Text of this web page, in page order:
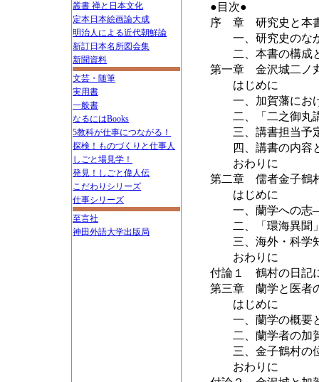
叢書 禅と日本文化
定本日本絵画論大成
明治人による近代朝鮮論
新訂日本名所図会集
新聞資料
文芸・随筆
実用書
一般書
なるにはBooks
5教科が仕事につながる！
探検！ものづくりと仕事人
しごと場見学！
発見！しごと偉人伝
こだわりシリーズ
仕事シリーズ
至言社
神田外語大学出版局
●目次●
序 章 研究史と本
一、研究史のな
二、本書の構成
第一章 金沢城二ノ
はじめに
一、加賀藩にお
二、「二之御丸講
三、講書担当予
四、講書の内容
おわりに
第二章 儒者金子鶴
はじめに
一、蘭学への志
二、「環海異聞
三、海外・科学
おわりに
付論１ 鶴村の日記
第三章 蘭学と医者
はじめに
一、蘭学の概要
二、蘭学者の加
三、金子鶴村の
おわりに